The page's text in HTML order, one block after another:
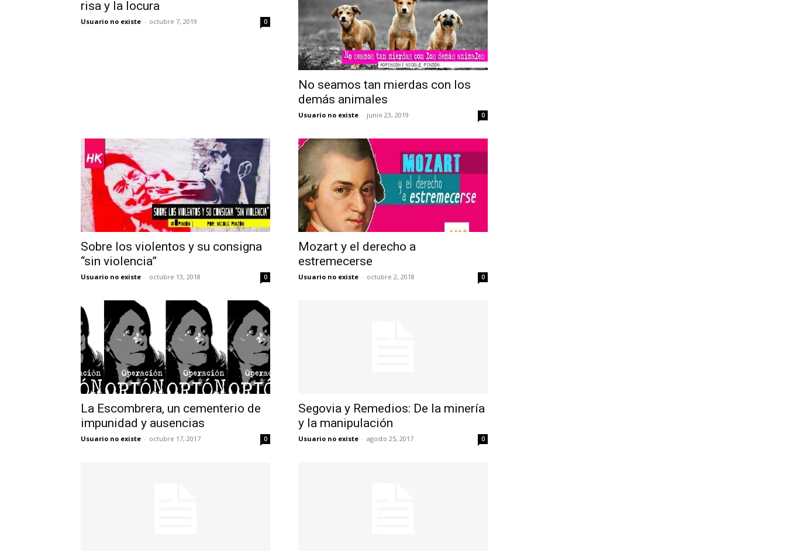
risa y la locura
Usuario no existe - octubre 7, 2019 0
No seamos tan mierdas con los
demás animales
Usuario no existe - junio 23, 2019 0
Sobre los violentos y su consigna
“sin violencia”
Usuario no existe - octubre 13, 2018 0
Mozart y el derecho a
estremecerse
Usuario no existe - octubre 2, 2018 0
La Escombrera, un cementerio de
impunidad y ausencias
Usuario no existe - octubre 17, 2017 0
Segovia y Remedios: De la minería
y la manipulación
Usuario no existe - agosto 25, 2017 0